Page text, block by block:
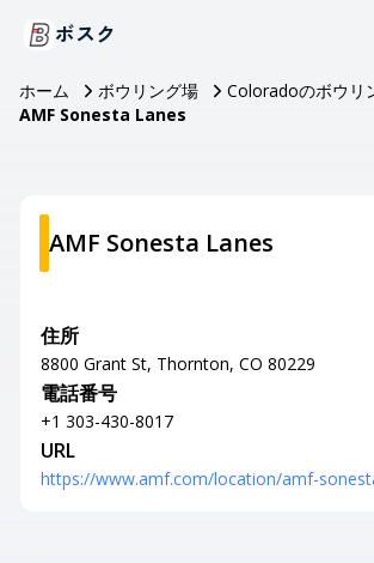
ボスク
ホーム ボウリング場
Coloradoのボウリ
AMF Sonesta Lanes
AMF Sonesta Lanes
住所
8800 Grant St, Thornton, CO 80229
電話番号
+1 303-430-8017
URL
https://www.amf.com/location/amf-